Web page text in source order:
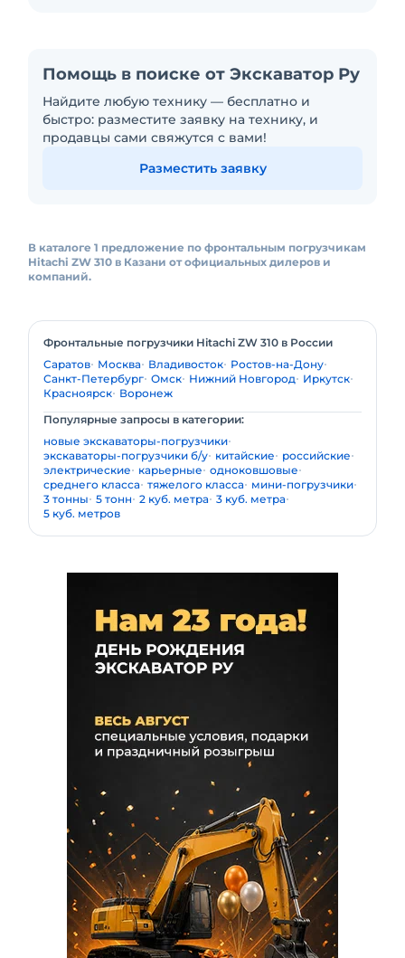
Помощь в поиске от Экскаватор Ру
Найдите любую технику — бесплатно и
быстро: разместите заявку на технику, и
продавцы сами свяжутся с вами!
Разместить заявку
В каталоге 1 предложение по фронтальным погрузчикам
Hitachi ZW 310 в Казани от официальных дилеров и
компаний.
Фронтальные погрузчики Hitachi ZW 310 в России
Саратов Москва Владивосток Ростов-на-Дону
Санкт-Петербург Омск Нижний Новгород Иркутск
Красноярск Воронеж
Популярные запросы в категории:
новые экскаваторы-погрузчики
экскаваторы-погрузчики б/у китайские
российские
электрические
карьерные одноковшовые
среднего класса тяжелого класса мини-погрузчики
3 тонны 5 тонн 2 куб. метра 3 куб. метра
5 куб. метров